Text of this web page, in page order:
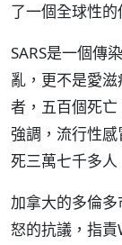
了一個全球性的
SARS是一個傳
亂，更不是愛
者，五百個死
強調，流行性
死三萬七千多人
加拿大的多倫
怒的抗議，指